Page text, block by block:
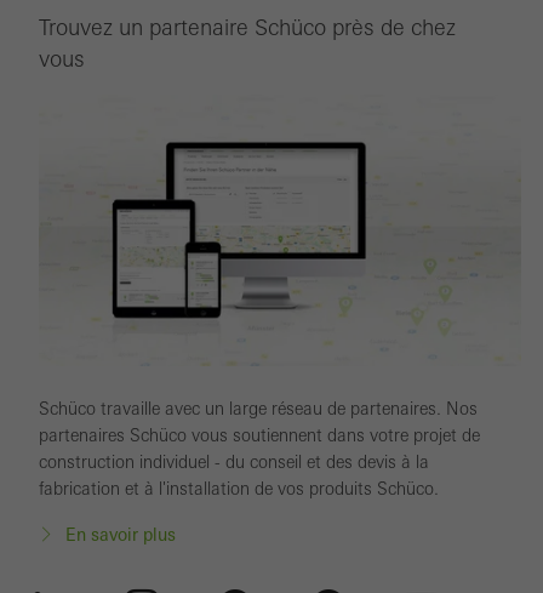
Trouvez un partenaire Schüco près de chez
vous
Schüco travaille avec un large réseau de partenaires. Nos
partenaires Schüco vous soutiennent dans votre projet de
construction individuel - du conseil et des devis à la
fabrication et à l'installation de vos produits Schüco.
En savoir plus